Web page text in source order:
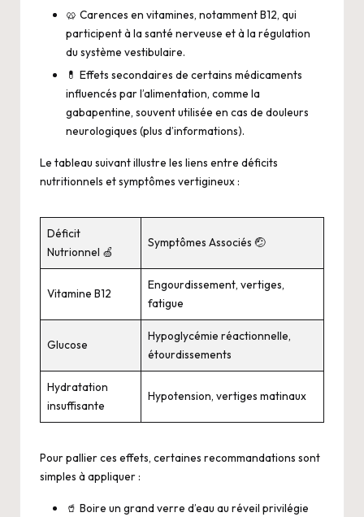
🥨 Carences en vitamines, notamment B12, qui
participent à la santé nerveuse et à la régulation
du système vestibulaire.
💊 Effets secondaires de certains médicaments
influencés par l’alimentation, comme la
gabapentine, souvent utilisée en cas de douleurs
neurologiques (plus d’informations).
Le tableau suivant illustre les liens entre déficits
nutritionnels et symptômes vertigineux :
Déficit
Nutrionnel 🍏
Symptômes Associés 🤕
Vitamine B12
Engourdissement, vertiges,
fatigue
Glucose
Hypoglycémie réactionnelle,
étourdissements
Hydratation
insuffisante
Hypotension, vertiges matinaux
Pour pallier ces effets, certaines recommandations sont
simples à appliquer :
🥤 Boire un grand verre d’eau au réveil privilégie